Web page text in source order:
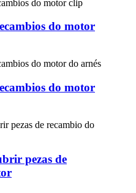
do motor
do motor
pezas de